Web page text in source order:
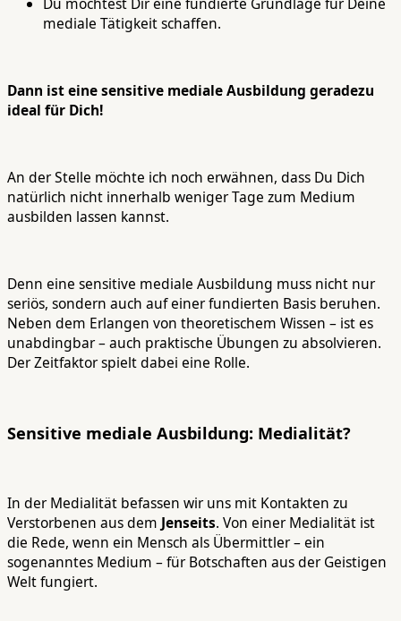
mediale Tätigkeit schaffen.
Dann ist eine sensitive mediale Ausbildung geradezu
ideal für Dich!
An der Stelle möchte ich noch erwähnen, dass Du Dich
natürlich nicht innerhalb weniger Tage zum Medium
ausbilden lassen kannst.
Denn eine sensitive mediale Ausbildung muss nicht nur
seriös, sondern auch auf einer fundierten Basis beruhen.
Neben dem Erlangen von theoretischem Wissen – ist es
unabdingbar – auch praktische Übungen zu absolvieren.
Der Zeitfaktor spielt dabei eine Rolle.
Sensitive mediale Ausbildung: Medialität?
In der Medialität befassen wir uns mit Kontakten zu
Verstorbenen aus dem Jenseits. Von einer Medialität ist
die Rede, wenn ein Mensch als Übermittler – ein
sogenanntes Medium – für Botschaften aus der Geistigen
Welt fungiert.